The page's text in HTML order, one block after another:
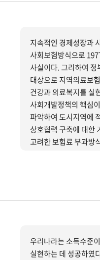
지속적인 경제성장과
사회보험방식으로
사실이다. 그리하여
대상으로 지역의료보
건강과 의료복지를 실
사회개발정책의 핵심
파악하여 도시지역에
상호협력 구축에 대한
고려한 보험료 부과방
활용을 위한 의료체
우리나라는 소득수준
실현하는 데 성공하였